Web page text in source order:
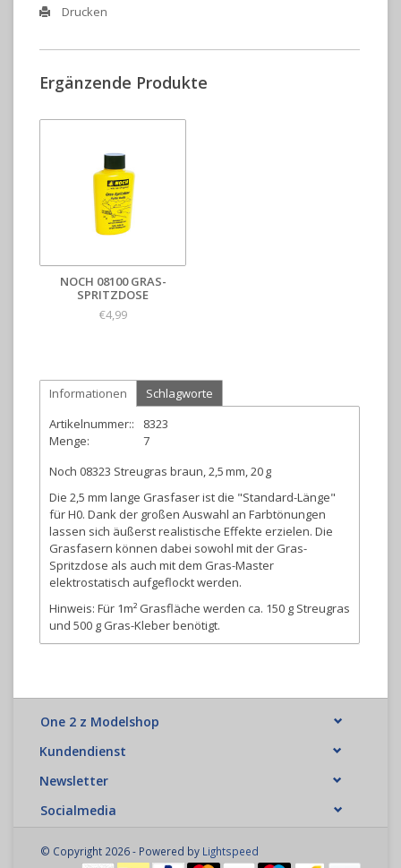
Drucken
Ergänzende Produkte
NOCH 08100 GRAS-
SPRITZDOSE
€4,99
Informationen
Schlagworte
Artikelnummer::
8323
Menge:
7
Noch 08323 Streugras braun, 2,5 mm, 20 g
Die 2,5 mm lange Grasfaser ist die "Standard-Länge"
für H0. Dank der großen Auswahl an Farbtönungen
lassen sich äußerst realistische Effekte erzielen. Die
Grasfasern können dabei sowohl mit der Gras-
Spritzdose als auch mit dem Gras-Master
elektrostatisch aufgeflockt werden.
Hinweis: Für 1m² Grasfläche werden ca. 150 g Streugras
und 500 g Gras-Kleber benötigt.
One 2 z Modelshop
Kundendienst
Newsletter
Socialmedia
© Copyright 2026 - Powered by Lightspeed